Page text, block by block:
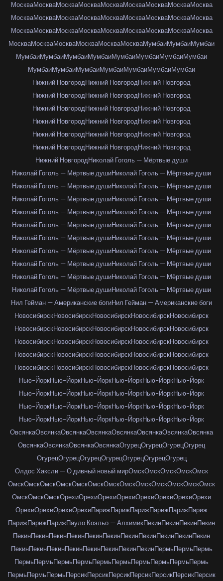
МоскваМоскваМоскваМоскваМоскваМоскваМоскваМоскваМосква
МоскваМоскваМоскваМоскваМоскваМоскваМоскваМоскваМосква
МоскваМоскваМоскваМоскваМоскваМоскваМоскваМоскваМосква
МоскваМоскваМоскваМоскваМоскваМоскваМумбаиМумбаиМумбаи
МумбаиМумбаиМумбаиМумбаиМумбаиМумбаиМумбаиМумбаи
МумбаиМумбаиМумбаиМумбаиМумбаиМумбаиМумбаи
Нижний НовгородНижний НовгородНижний Новгород
Нижний НовгородНижний НовгородНижний Новгород
Нижний НовгородНижний НовгородНижний Новгород
Нижний НовгородНижний НовгородНижний Новгород
Нижний НовгородНижний НовгородНижний Новгород
Нижний НовгородНижний НовгородНижний Новгород
Нижний НовгородНиколай Гоголь — Мёртвые души
Николай Гоголь — Мёртвые душиНиколай Гоголь — Мёртвые души
Николай Гоголь — Мёртвые душиНиколай Гоголь — Мёртвые души
Николай Гоголь — Мёртвые душиНиколай Гоголь — Мёртвые души
Николай Гоголь — Мёртвые душиНиколай Гоголь — Мёртвые души
Николай Гоголь — Мёртвые душиНиколай Гоголь — Мёртвые души
Николай Гоголь — Мёртвые душиНиколай Гоголь — Мёртвые души
Николай Гоголь — Мёртвые душиНиколай Гоголь — Мёртвые души
Николай Гоголь — Мёртвые душиНиколай Гоголь — Мёртвые души
Николай Гоголь — Мёртвые душиНиколай Гоголь — Мёртвые души
Николай Гоголь — Мёртвые душиНиколай Гоголь — Мёртвые души
Нил Гейман — Американские богиНил Гейман — Американские боги
НовосибирскНовосибирскНовосибирскНовосибирскНовосибирск
НовосибирскНовосибирскНовосибирскНовосибирскНовосибирск
НовосибирскНовосибирскНовосибирскНовосибирскНовосибирск
НовосибирскНовосибирскНовосибирскНовосибирскНовосибирск
НовосибирскНовосибирскНовосибирскНовосибирскНовосибирск
Нью-ЙоркНью-ЙоркНью-ЙоркНью-ЙоркНью-ЙоркНью-Йорк
Нью-ЙоркНью-ЙоркНью-ЙоркНью-ЙоркНью-ЙоркНью-Йорк
Нью-ЙоркНью-ЙоркНью-ЙоркНью-ЙоркНью-ЙоркНью-Йорк
Нью-ЙоркНью-ЙоркНью-ЙоркНью-ЙоркНью-ЙоркНью-Йорк
ОвсянкаОвсянкаОвсянкаОвсянкаОвсянкаОвсянкаОвсянкаОвсянка
ОвсянкаОвсянкаОвсянкаОвсянкаОгурецОгурецОгурецОгурец
ОгурецОгурецОгурецОгурецОгурецОгурецОгурец
Олдос Хаксли — О дивный новый мирОмскОмскОмскОмскОмск
ОмскОмскОмскОмскОмскОмскОмскОмскОмскОмскОмскОмскОмск
ОмскОмскОмскОрехиОрехиОрехиОрехиОрехиОрехиОрехиОрехи
ОрехиОрехиОрехиОрехиПарижПарижПарижПарижПарижПариж
ПарижПарижПарижПауло Коэльо — АлхимикПекинПекинПекинПекин
ПекинПекинПекинПекинПекинПекинПекинПекинПекинПекинПекин
ПекинПекинПекинПекинПекинПекинПекинПекинПермьПермьПермь
ПермьПермьПермьПермьПермьПермьПермьПермьПермьПермь
ПермьПермьПермьПерсикПерсикПерсикПерсикПерсикПерсикПерсик